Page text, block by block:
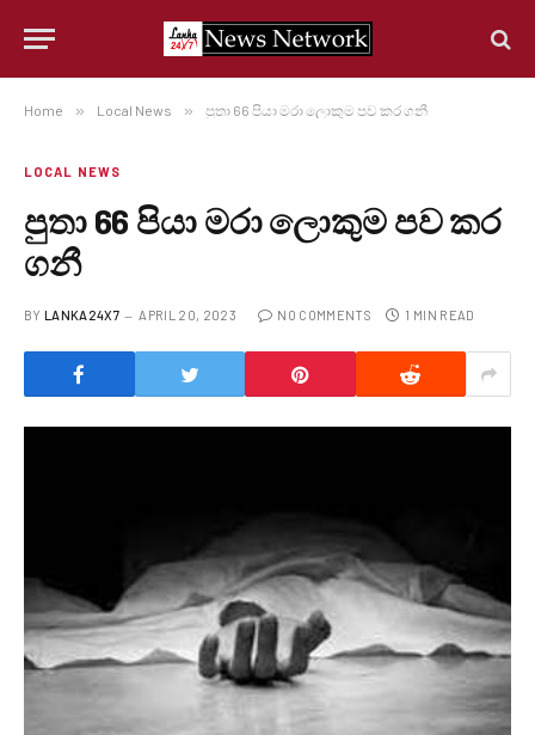
Home » Local News » පුතා 66 පියා මරා ලොකුම පව කර ගනී
LOCAL NEWS
පුතා 66 පියා මරා ලොකුම පව කර
ගනී
BY LANKA24X7 APRIL 20, 2023 NO COMMENTS 1 MIN READ